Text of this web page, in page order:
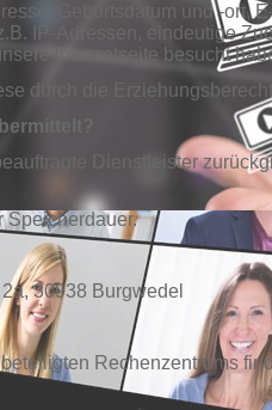
Geburtsdatum und -ort,
IP-Adressen, eindeutige
Internetseite besucht
durch die
Dienstleister
Speicherdauer.
30938 Burgwedel
Rechenzentrums